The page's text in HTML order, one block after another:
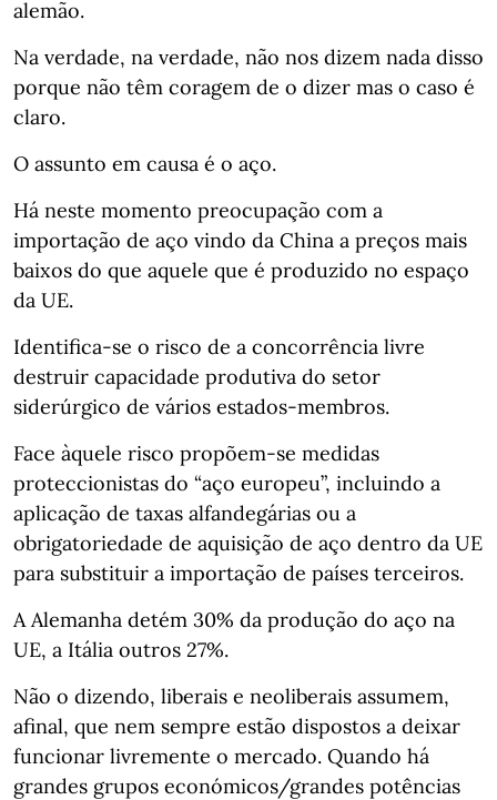
alemão.
Na verdade, na verdade, não nos dizem nada disso
porque não têm coragem de o dizer mas o caso é
claro.
O assunto em causa é o aço.
Há neste momento preocupação com a
importação de aço vindo da China a preços mais
baixos do que aquele que é produzido no espaço
da UE.
Identifica-se o risco de a concorrência livre
destruir capacidade produtiva do setor
siderúrgico de vários estados-membros.
Face àquele risco propõem-se medidas
proteccionistas do “aço europeu”, incluindo a
aplicação de taxas alfandegárias ou a
obrigatoriedade de aquisição de aço dentro da UE
para substituir a importação de países terceiros.
A Alemanha detém 30% da produção do aço na
UE, a Itália outros 27%.
Não o dizendo, liberais e neoliberais assumem,
afinal, que nem sempre estão dispostos a deixar
funcionar livremente o mercado. Quando há
grandes grupos económicos/grandes potências